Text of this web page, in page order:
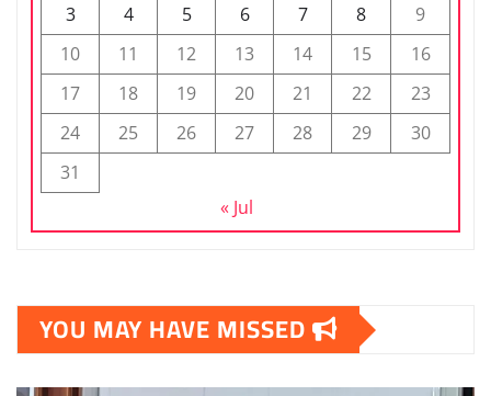
3
4 5 6 7 8
9
10
11 12 13 14 15
16
17
18 19 20 21 22
23
24
25 26 27 28 29
30
31
« Jul
YOU MAY HAVE MISSED